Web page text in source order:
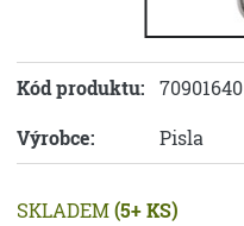
Kód produktu: 70901640
Výrobce:
Pisla
SKLADEM(5+ KS)